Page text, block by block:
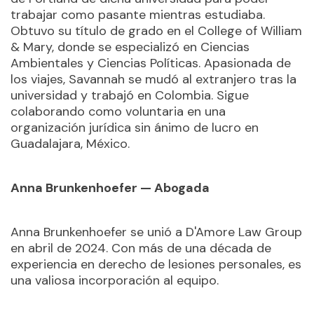
trabajar como pasante mientras estudiaba.
Obtuvo su título de grado en el College of William
& Mary, donde se especializó en Ciencias
Ambientales y Ciencias Políticas. Apasionada de
los viajes, Savannah se mudó al extranjero tras la
universidad y trabajó en Colombia. Sigue
colaborando como voluntaria en una
organización jurídica sin ánimo de lucro en
Guadalajara, México.
Anna Brunkenhoefer — Abogada
Anna Brunkenhoefer se unió a D'Amore Law Group
en abril de 2024. Con más de una década de
experiencia en derecho de lesiones personales, es
una valiosa incorporación al equipo.